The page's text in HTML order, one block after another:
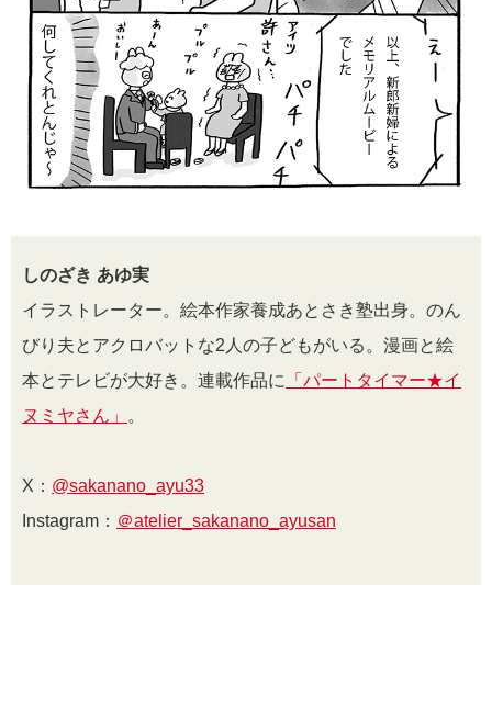
しのざき あゆ実
イラストレーター。絵本作家養成あとさき塾出身。のん
びり夫とアクロバットな2人の子どもがいる。漫画と絵
本とテレビが大好き。連載作品に
「パートタイマー★イ
ヌミヤさん」
。
X： @sakanano_ayu33
Instagram： ＠atelier_sakanano_ayusan